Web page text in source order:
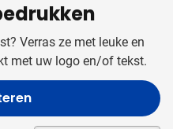
Verras ze met leuke en
met uw logo en/of tekst.